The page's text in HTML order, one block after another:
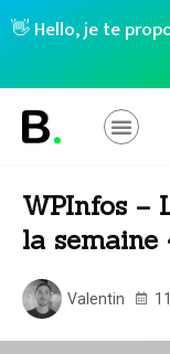
👋 Hello, je te
WPInfos –
la semaine
Valentin